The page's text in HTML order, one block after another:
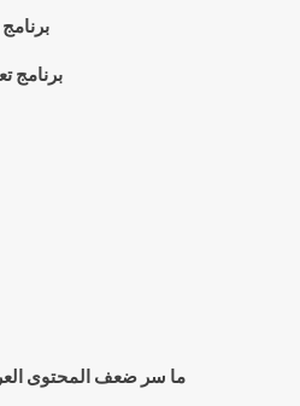
برنامج
ما سر ضعف المحتوى